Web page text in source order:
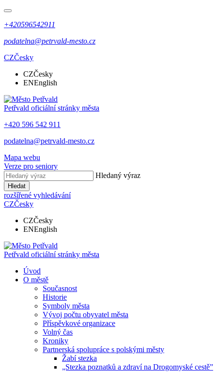
+420596542911
podatelna@petrvald-mesto.cz
CZČesky
CZČesky
ENEnglish
Petřvald oficiální stránky města
+420 596 542 911
podatelna@petrvald-mesto.cz
Mapa webu
Verze pro seniory
Hledaný výraz
Hledat
rozšířené vyhledávání
CZČesky
CZČesky
ENEnglish
Petřvald oficiální stránky města
Úvod
O městě
Současnost
Historie
Symboly města
Vývoj počtu obyvatel města
Příspěvkové organizace
Volný čas
Kroniky
Partnerská spolupráce s polskými městy
Žabí stezka
„Stezka poznatků a zdraví na Drogomyské cestě”